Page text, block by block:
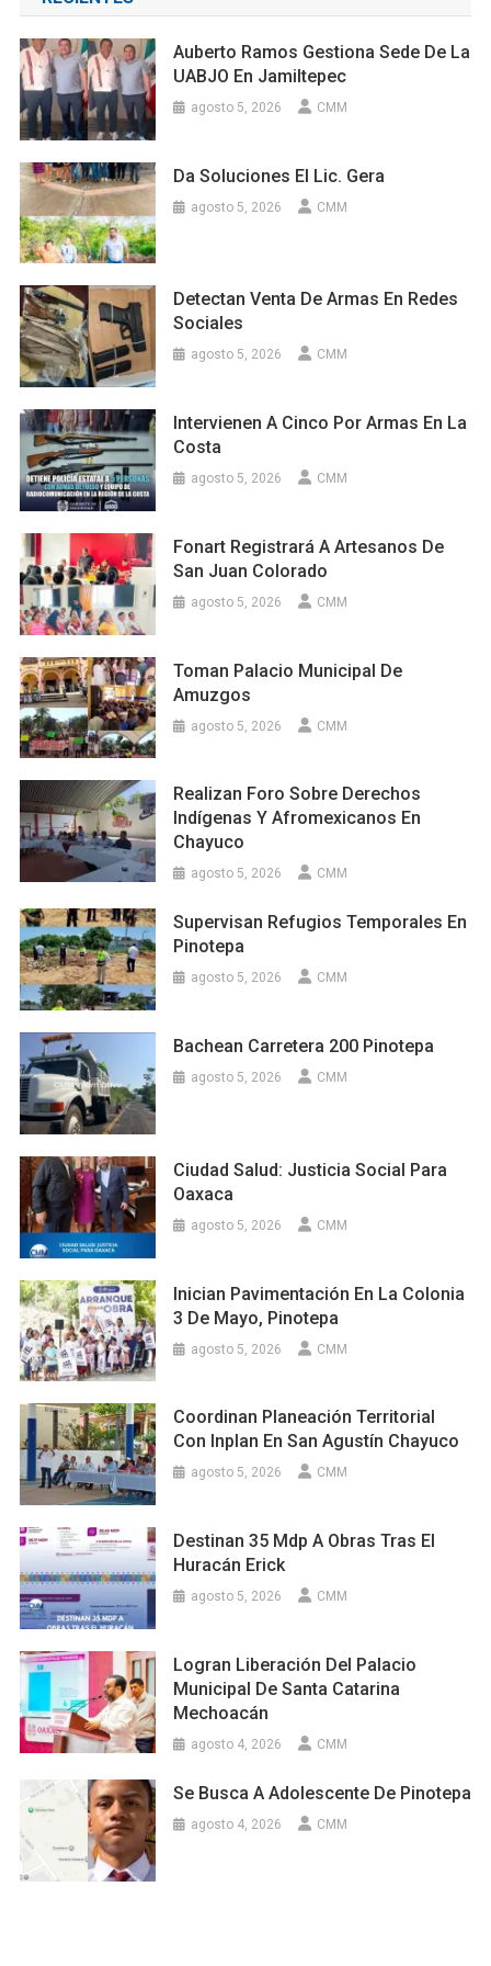
Auberto Ramos Gestiona Sede De La
UABJO En Jamiltepec
agosto 5, 2026 CMM
Da Soluciones El Lic. Gera
agosto 5, 2026 CMM
Detectan Venta De Armas En Redes
Sociales
agosto 5, 2026 CMM
Intervienen A Cinco Por Armas En La
Costa
agosto 5, 2026 CMM
Fonart Registrará A Artesanos De
San Juan Colorado
agosto 5, 2026 CMM
Toman Palacio Municipal De
Amuzgos
agosto 5, 2026 CMM
Realizan Foro Sobre Derechos
Indígenas Y Afromexicanos En
Chayuco
agosto 5, 2026 CMM
Supervisan Refugios Temporales En
Pinotepa
agosto 5, 2026 CMM
Bachean Carretera 200 Pinotepa
agosto 5, 2026 CMM
Ciudad Salud: Justicia Social Para
Oaxaca
agosto 5, 2026 CMM
Inician Pavimentación En La Colonia
3 De Mayo, Pinotepa
agosto 5, 2026 CMM
Coordinan Planeación Territorial
Con Inplan En San Agustín Chayuco
agosto 5, 2026 CMM
Destinan 35 Mdp A Obras Tras El
Huracán Erick
agosto 5, 2026 CMM
Logran Liberación Del Palacio
Municipal De Santa Catarina
Mechoacán
agosto 4, 2026 CMM
Se Busca A Adolescente De Pinotepa
agosto 4, 2026 CMM